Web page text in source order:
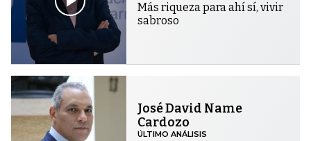
Más riqueza para ahí sí, vivir
sabroso
José David Name
Cardozo
ÚLTIMO ANÁLISIS